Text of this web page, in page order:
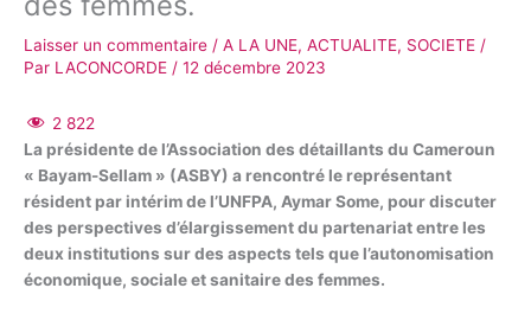
Laisser un commentaire / A LA UNE, ACTUALITE, SOCIETE /
Par LACONCORDE / 12 décembre 2023
2 822
La présidente de l’Association des détaillants du Cameroun
« Bayam-Sellam » (ASBY) a rencontré le représentant
résident par intérim de l’UNFPA, Aymar Some, pour discuter
des perspectives d’élargissement du partenariat entre les
deux institutions sur des aspects tels que l’autonomisation
économique, sociale et sanitaire des femmes.